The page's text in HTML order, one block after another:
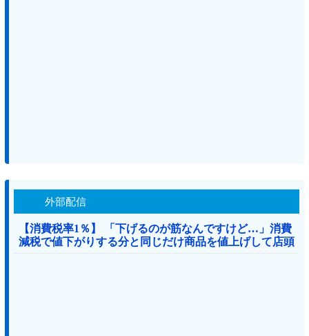
外部配信
【消費税率1％】 「下げるのが筋なんですけど…」消費
減税で値下がりする分と同じだけ商品を値上げして店頭
価格を変えない店も